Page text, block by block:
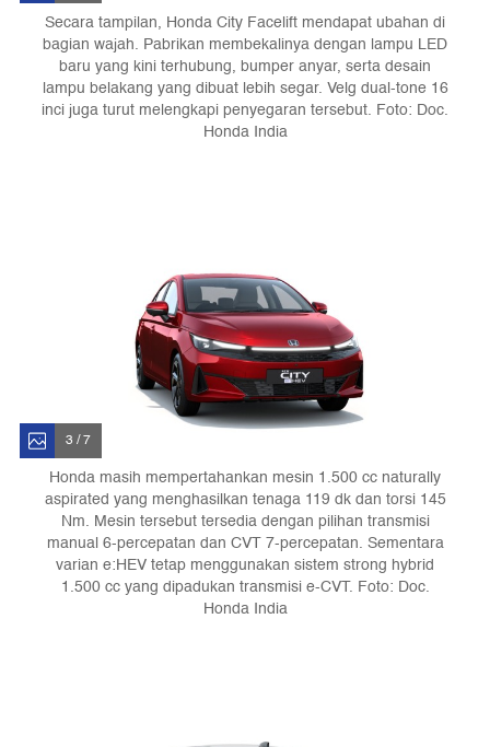
Secara tampilan, Honda City Facelift mendapat ubahan di
bagian wajah. Pabrikan membekalinya dengan lampu LED
baru yang kini terhubung, bumper anyar, serta desain
lampu belakang yang dibuat lebih segar. Velg dual-tone 16
inci juga turut melengkapi penyegaran tersebut. Foto: Doc.
Honda India
3 / 7
Honda masih mempertahankan mesin 1.500 cc naturally
aspirated yang menghasilkan tenaga 119 dk dan torsi 145
Nm. Mesin tersebut tersedia dengan pilihan transmisi
manual 6-percepatan dan CVT 7-percepatan. Sementara
varian e:HEV tetap menggunakan sistem strong hybrid
1.500 cc yang dipadukan transmisi e-CVT. Foto: Doc.
Honda India